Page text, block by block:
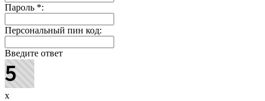
Пароль *:
Персональный пин код:
Введите ответ
x